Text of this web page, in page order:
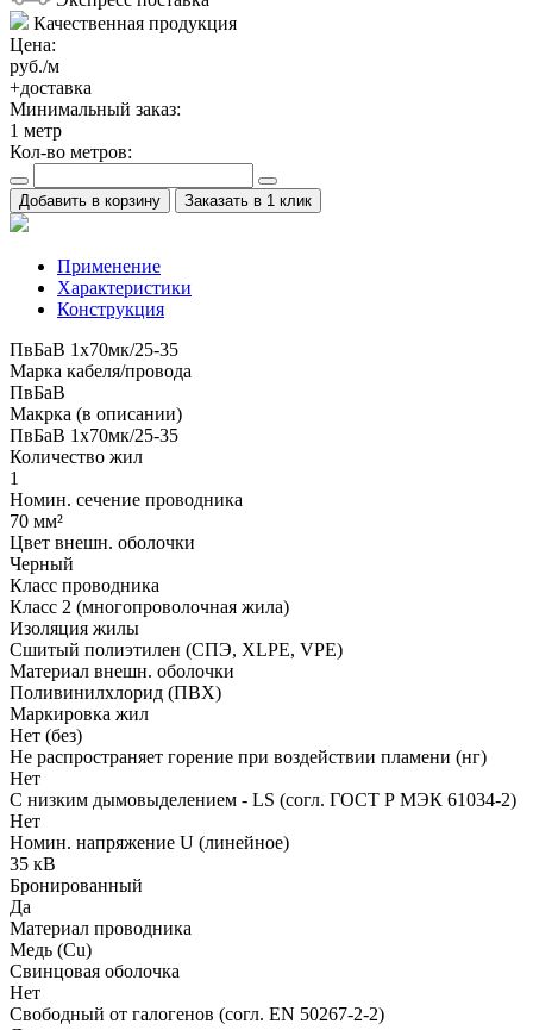
Качественная продукция
Цена:
руб./м
+доставка
Минимальный заказ:
1 метр
Кол-во метров:
Добавить в корзину Заказать в 1 клик
Применение
Характеристики
Конструкция
ПвБаВ 1х70мк/25-35
Марка кабеля/провода
ПвБаВ
Макрка (в описании)
ПвБаВ 1х70мк/25-35
Количество жил
1
Номин. сечение проводника
70 мм²
Цвет внешн. оболочки
Черный
Класс проводника
Класс 2 (многопроволочная жила)
Изоляция жилы
Сшитый полиэтилен (СПЭ, XLPE, VPE)
Материал внешн. оболочки
Поливинилхлорид (ПВХ)
Маркировка жил
Нет (без)
Не распространяет горение при воздействии пламени (нг)
Нет
С низким дымовыделением - LS (согл. ГОСТ Р МЭК 61034-2)
Нет
Номин. напряжение U (линейное)
35 кВ
Бронированный
Да
Материал проводника
Медь (Cu)
Свинцовая оболочка
Нет
Свободный от галогенов (согл. EN 50267-2-2)